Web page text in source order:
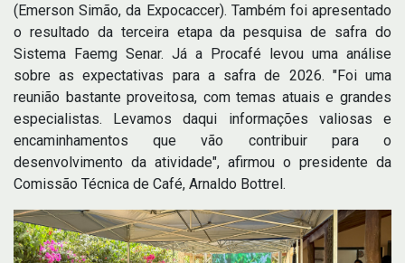
(Emerson Simão, da Expocaccer). Também foi apresentado
o resultado da terceira etapa da pesquisa de safra do
Sistema Faemg Senar. Já a Procafé levou uma análise
sobre as expectativas para a safra de 2026. "Foi uma
reunião bastante proveitosa, com temas atuais e grandes
especialistas. Levamos daqui informações valiosas e
encaminhamentos que vão contribuir para o
desenvolvimento da atividade", afirmou o presidente da
Comissão Técnica de Café, Arnaldo Bottrel.